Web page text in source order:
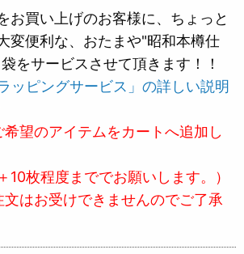
お買い上げのお客様に、ちょっと
変便利な、おたまや"昭和本樽仕
をサービスさせて頂きます！！
ッピングサービス」の詳しい説明
望のアイテムをカートへ追加し
10枚程度まででお願いします。）
はお受けできませんのでご了承